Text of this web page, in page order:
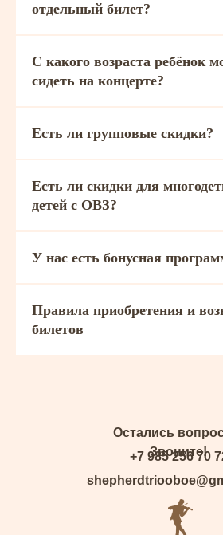
отдельный билет?
С какого возраста ребёнок
сидеть на концерте?
Есть ли групповые скидки?
Есть ли скидки для
детей с ОВЗ?
У нас есть бонусная
Правила приобретения и
билетов
Остались
Звоните!
+7 985 256 70